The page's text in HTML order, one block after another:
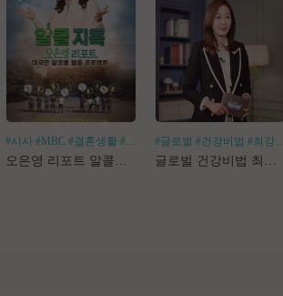
#분야별
#시사 #MBC #결혼생활 #알코올중독 #글로벌 #건강비법 #최강백세